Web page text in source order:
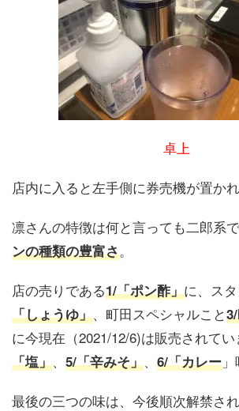
卓上
店内に入ると左手側に券売機が置かれ
凛さんの特徴は何と言っても二郎系
ンの種類の豊富さ。
店の売りである1/「ポン酢」に、ス
「しょうゆ」、町田スペシャルこと
に今現在（2021/12/6)は販売されて
「塩」、 5/「辛みそ」、 6/「カレー
最後の三つの味は、今後順次解禁さ